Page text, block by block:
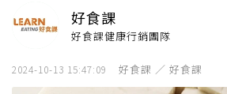
好食課
好食課健康行銷團隊
2024-10-13 15:47:09 好食課 ／ 好食課